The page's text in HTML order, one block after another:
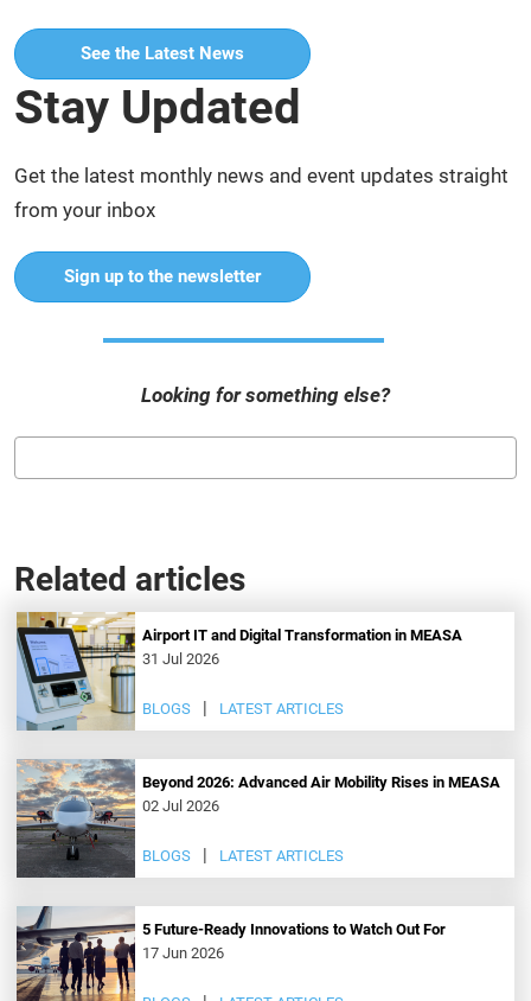
See the Latest News
Stay Updated
Get the latest monthly news and event updates straight
from your inbox
Sign up to the newsletter
Looking for something else?
Related articles
Airport IT and Digital Transformation in MEASA
31 Jul 2026
BLOGS LATEST ARTICLES
Beyond 2026: Advanced Air Mobility Rises in MEASA
02 Jul 2026
BLOGS LATEST ARTICLES
5 Future-Ready Innovations to Watch Out For
17 Jun 2026